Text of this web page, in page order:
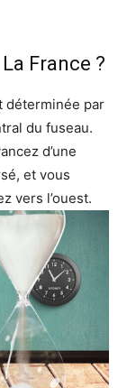
France ?
déterminée par
du fuseau.
d’une
et vous
vers l’ouest.